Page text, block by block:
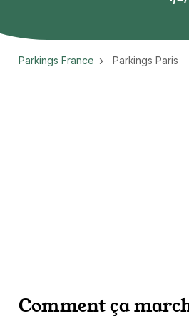
Parkings France Parkings Paris
Comment ça